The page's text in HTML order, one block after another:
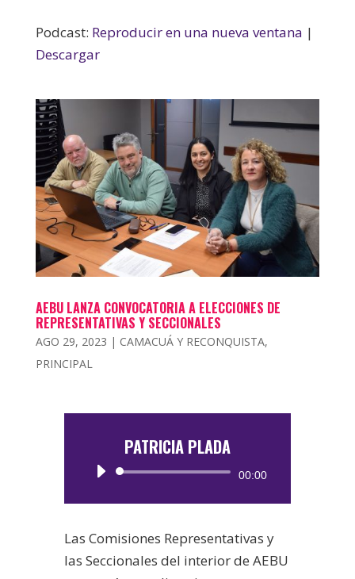
Podcast: Reproducir en una nueva ventana |
Descargar
AEBU LANZA CONVOCATORIA A ELECCIONES DE
REPRESENTATIVAS Y SECCIONALES
AGO 29, 2023 | CAMACUÁ Y RECONQUISTA,
PRINCIPAL
PATRICIA PLADA
Reproductor
00:00
Las Comisiones Representativas y
las Seccionales del interior de AEBU